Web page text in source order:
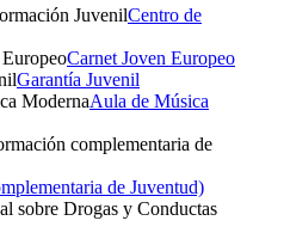
Centro de
Carnet Joven Europeo
Garantía Juvenil
Aula de Música
de Juventud)